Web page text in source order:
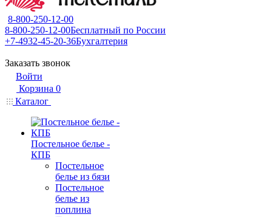
8-800-250-12-00
8-800-250-12-00Бесплатный по России
+7-4932-45-20-36Бухгалтерия
Заказать звонок
Войти
Корзина 0
Каталог
Постельное белье -
КПБ
Постельное
белье из бязи
Постельное
белье из
поплина